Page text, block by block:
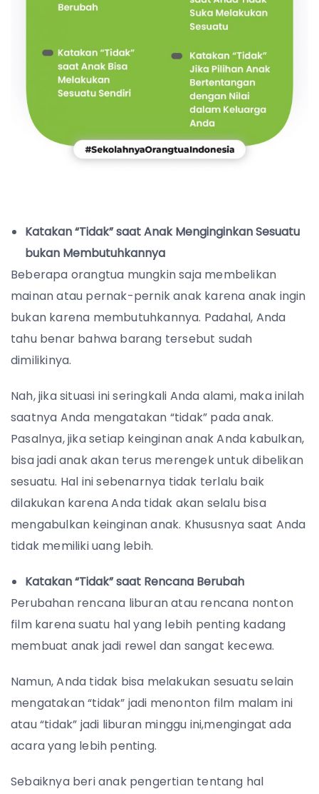
Katakan “Tidak” saat Anak Menginginkan Sesuatu
bukan Membutuhkannya
Beberapa orangtua mungkin saja membelikan
mainan atau pernak-pernik anak karena anak ingin
bukan karena membutuhkannya. Padahal, Anda
tahu benar bahwa barang tersebut sudah
dimilikinya.
Nah, jika situasi ini seringkali Anda alami, maka inilah
saatnya Anda mengatakan “tidak” pada anak.
Pasalnya, jika setiap keinginan anak Anda kabulkan,
bisa jadi anak akan terus merengek untuk dibelikan
sesuatu. Hal ini sebenarnya tidak terlalu baik
dilakukan karena Anda tidak akan selalu bisa
mengabulkan keinginan anak. Khususnya saat Anda
tidak memiliki uang lebih.
Katakan “Tidak” saat Rencana Berubah
Perubahan rencana liburan atau rencana nonton
film karena suatu hal yang lebih penting kadang
membuat anak jadi rewel dan sangat kecewa.
Namun, Anda tidak bisa melakukan sesuatu selain
mengatakan “tidak” jadi menonton film malam ini
atau “tidak” jadi liburan minggu ini,mengingat ada
acara yang lebih penting.
Sebaiknya beri anak pengertian tentang hal